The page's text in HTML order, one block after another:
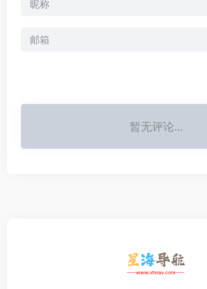
暂无评论...